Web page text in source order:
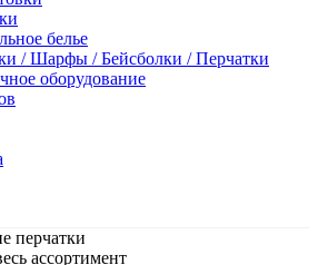
белье
/ Шарфы / Бейсболки / Перчатки
оборудование
перчатки
ассортимент